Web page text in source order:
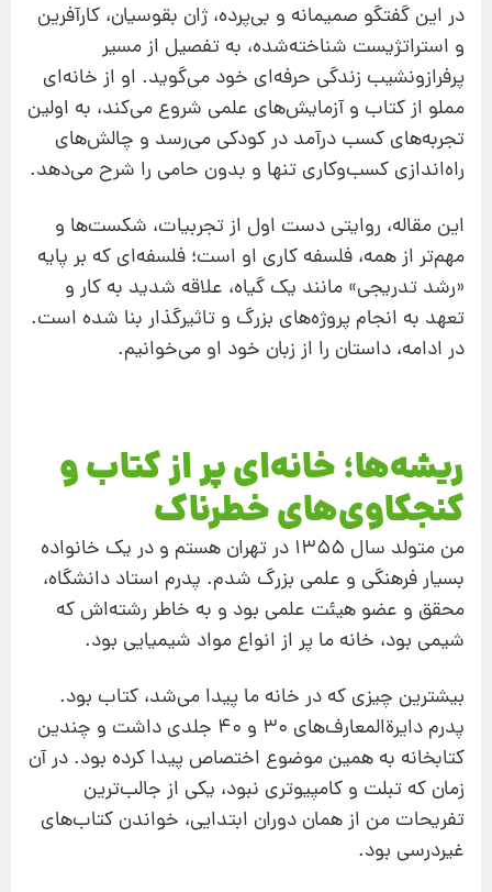
در این گفتگو صمیمانه و بی‌پرده، ژان بقوسیان، کارآفرین
و استراتژیست شناخته‌شده، به تفصیل از مسیر
پرفرازونشیب زندگی حرفه‌ای خود می‌گوید. او از خانه‌ای
مملو از کتاب و آزمایش‌های علمی شروع می‌کند، به اولین
تجربه‌های کسب درآمد در کودکی می‌رسد و چالش‌های
راه‌اندازی کسب‌وکاری تنها و بدون حامی را شرح می‌دهد.
این مقاله، روایتی دست اول از تجربیات، شکست‌ها و
مهم‌تر از همه، فلسفه کاری او است؛ فلسفه‌ای که بر پایه
«رشد تدریجی» مانند یک گیاه، علاقه شدید به کار و
تعهد به انجام پروژه‌های بزرگ و تاثیرگذار بنا شده است.
در ادامه، داستان را از زبان خود او می‌خوانیم.
ریشه‌ها؛ خانه‌ای پر از کتاب و
کنجکاوی‌های خطرناک
من متولد سال ۱۳۵۵ در تهران هستم و در یک خانواده
بسیار فرهنگی و علمی بزرگ شدم. پدرم استاد دانشگاه،
محقق و عضو هیئت علمی بود و به خاطر رشته‌اش که
شیمی بود، خانه ما پر از انواع مواد شیمیایی بود.
بیشترین چیزی که در خانه ما پیدا می‌شد، کتاب بود.
پدرم دایرةالمعارف‌های 30 و 40 جلدی داشت و چندین
کتابخانه به همین موضوع اختصاص پیدا کرده بود. در آن
زمان که تبلت و کامپیوتری نبود، یکی از جالب‌ترین
تفریحات من از همان دوران ابتدایی، خواندن کتاب‌های
غیردرسی بود.